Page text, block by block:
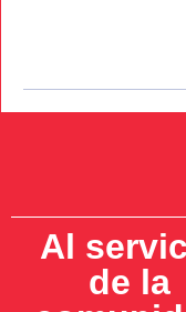
Al
de la